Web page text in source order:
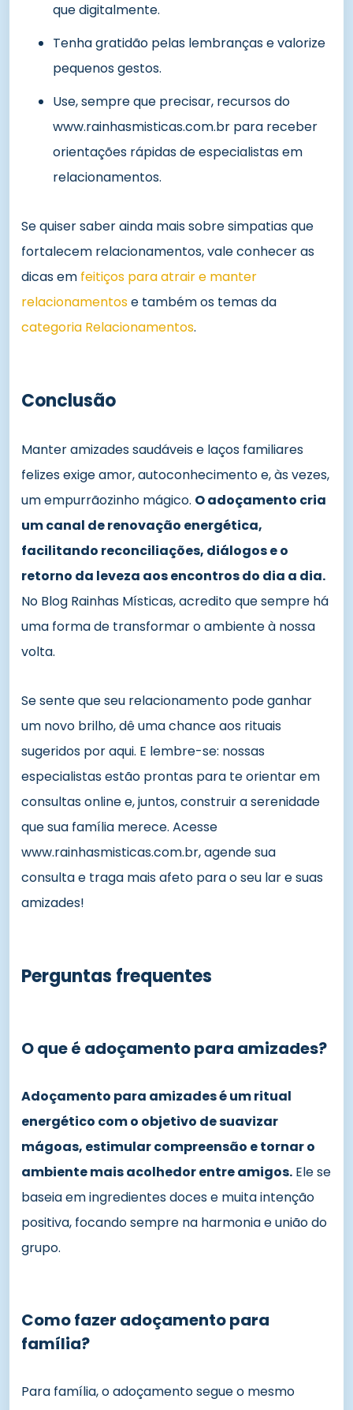
que digitalmente.
Tenha gratidão pelas lembranças e valorize
pequenos gestos.
Use, sempre que precisar, recursos do
www.rainhasmisticas.com.br para receber
orientações rápidas de especialistas em
relacionamentos.
Se quiser saber ainda mais sobre simpatias que
fortalecem relacionamentos, vale conhecer as
dicas em feitiços para atrair e manter
relacionamentose também os temas da
categoria Relacionamentos.
Conclusão
Manter amizades saudáveis e laços familiares
felizes exige amor, autoconhecimento e, às vezes,
um empurrãozinho mágico. O adoçamento cria
um canal de renovação energética,
facilitando reconciliações, diálogos e o
retorno da leveza aos encontros do dia a dia.
No Blog Rainhas Místicas, acredito que sempre há
uma forma de transformar o ambiente à nossa
volta.
Se sente que seu relacionamento pode ganhar
um novo brilho, dê uma chance aos rituais
sugeridos por aqui. E lembre-se: nossas
especialistas estão prontas para te orientar em
consultas online e, juntos, construir a serenidade
que sua família merece. Acesse
www.rainhasmisticas.com.br, agende sua
consulta e traga mais afeto para o seu lar e suas
amizades!
Perguntas frequentes
O que é adoçamento para amizades?
Adoçamento para amizades é um ritual
energético com o objetivo de suavizar
mágoas, estimular compreensão e tornar o
ambiente mais acolhedor entre amigos. Ele se
baseia em ingredientes doces e muita intenção
positiva, focando sempre na harmonia e união do
grupo.
Como fazer adoçamento para
família?
Para família, o adoçamento segue o mesmo